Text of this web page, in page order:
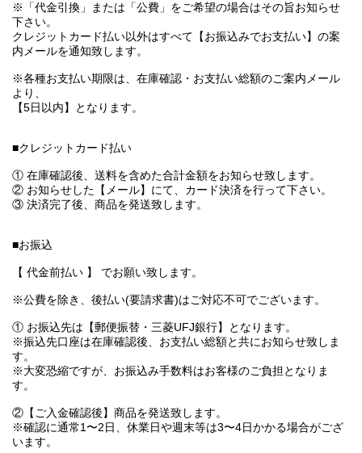
※「代金引換」または「公費」をご希望の場合はその旨お知らせ
下さい。
クレジットカード払い以外はすべて【お振込みでお支払い】の案
内メールを通知致します。
※各種お支払い期限は、在庫確認・お支払い総額のご案内メール
より、
【5日以内】となります。
■クレジットカード払い
① 在庫確認後、送料を含めた合計金額をお知らせ致します。
② お知らせした【メール】にて、カード決済を行って下さい。
③ 決済完了後、商品を発送致します。
■お振込
【 代金前払い 】 でお願い致します。
※公費を除き、後払い(要請求書)はご対応不可でございます。
① お振込先は【郵便振替・三菱UFJ銀行】となります。
※振込先口座は在庫確認後、お支払い総額と共にお知らせ致しま
す。
※大変恐縮ですが、お振込み手数料はお客様のご負担となりま
す。
②【ご入金確認後】商品を発送致します。
※確認に通常1〜2日、休業日や週末等は3〜4日かかる場合がござ
います。